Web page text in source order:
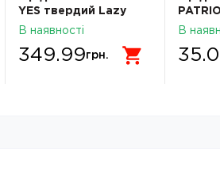
YES твердий Lazy
cat911512
В наявності
349.99грн.
скоба
В